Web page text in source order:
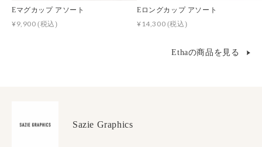
Eマグカップ アソート
¥9,900(税込)
Eロングカップ アソート
¥14,300 (税込)
Ethaの商品を見る
Sazie Graphics